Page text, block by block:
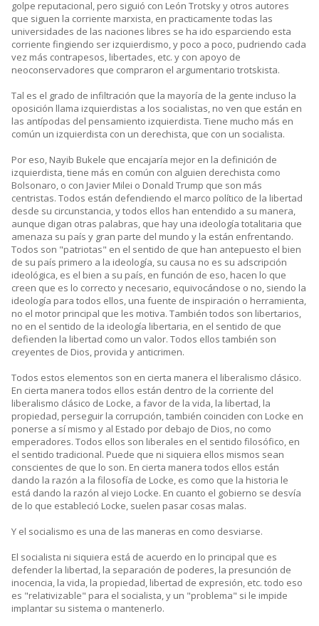
golpe reputacional, pero siguió con León Trotsky y otros autores
que siguen la corriente marxista, en practicamente todas las
universidades de las naciones libres se ha ido esparciendo esta
corriente fingiendo ser izquierdismo, y poco a poco, pudriendo cada
vez más contrapesos, libertades, etc. y con apoyo de
neoconservadores que compraron el argumentario trotskista.
Tal es el grado de infiltración que la mayoría de la gente incluso la
oposición llama izquierdistas a los socialistas, no ven que están en
las antípodas del pensamiento izquierdista. Tiene mucho más en
común un izquierdista con un derechista, que con un socialista.
Por eso, Nayib Bukele que encajaría mejor en la definición de
izquierdista, tiene más en común con alguien derechista como
Bolsonaro, o con Javier Milei o Donald Trump que son más
centristas. Todos están defendiendo el marco político de la libertad
desde su circunstancia, y todos ellos han entendido a su manera,
aunque digan otras palabras, que hay una ideología totalitaria que
amenaza su país y gran parte del mundo y la están enfrentando.
Todos son "patriotas" en el sentido de que han antepuesto el bien
de su país primero a la ideología, su causa no es su adscripción
ideológica, es el bien a su país, en función de eso, hacen lo que
creen que es lo correcto y necesario, equivocándose o no, siendo la
ideología para todos ellos, una fuente de inspiración o herramienta,
no el motor principal que les motiva. También todos son libertarios,
no en el sentido de la ideología libertaria, en el sentido de que
defienden la libertad como un valor. Todos ellos también son
creyentes de Dios, provida y anticrimen.
Todos estos elementos son en cierta manera el liberalismo clásico.
En cierta manera todos ellos están dentro de la corriente del
liberalismo clásico de Locke, a favor de la vida, la libertad, la
propiedad, perseguir la corrupción, también coinciden con Locke en
ponerse a sí mismo y al Estado por debajo de Dios, no como
emperadores. Todos ellos son liberales en el sentido filosófico, en
el sentido tradicional. Puede que ni siquiera ellos mismos sean
conscientes de que lo son. En cierta manera todos ellos están
dando la razón a la filosofía de Locke, es como que la historia le
está dando la razón al viejo Locke. En cuanto el gobierno se desvía
de lo que estableció Locke, suelen pasar cosas malas.
Y el socialismo es una de las maneras en como desviarse.
El socialista ni siquiera está de acuerdo en lo principal que es
defender la libertad, la separación de poderes, la presunción de
inocencia, la vida, la propiedad, libertad de expresión, etc. todo eso
es "relativizable" para el socialista, y un "problema" si le impide
implantar su sistema o mantenerlo.